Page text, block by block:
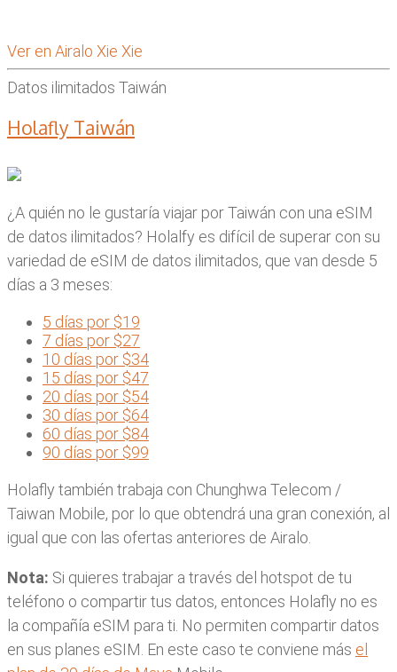
Ver en Airalo Xie Xie
Datos ilimitados Taiwán
Holafly Taiwán
¿A quién no le gustaría viajar por Taiwán con una eSIM
de datos ilimitados? Holalfy es difícil de superar con su
variedad de eSIM de datos ilimitados, que van desde 5
días a 3 meses:
5 días por $19
7 días por $27
10 días por $34
15 días por $47
20 días por $54
30 días por $64
60 días por $84
90 días por $99
Holafly también trabaja con Chunghwa Telecom /
Taiwan Mobile, por lo que obtendrá una gran conexión, al
igual que con las ofertas anteriores de Airalo.
Nota: Si quieres trabajar a través del hotspot de tu
teléfono o compartir tus datos, entonces Holafly no es
la compañía eSIM para ti. No permiten compartir datos
en sus planes eSIM. En este caso te conviene más el